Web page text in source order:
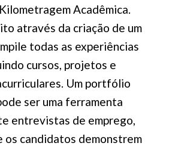
Acadêmica.
através da criação de um
todas as experiências
cursos, projetos e
Um portfólio
ser uma ferramenta
entrevistas de emprego,
os candidatos demonstrem